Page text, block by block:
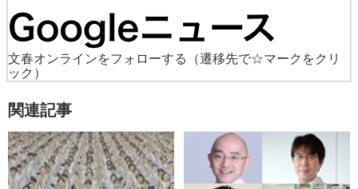
文春オンラインをフォローする
（遷移先で☆マークをクリ
ック）
関連記事